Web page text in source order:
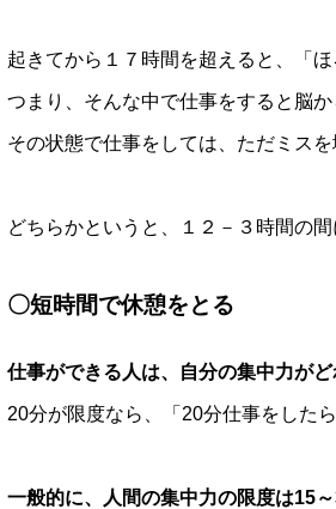
起きてから１７時間を超えると、「ほ
つまり、そんな中で仕事をすると脳
その状態で仕事をしては、ただミス
どちらかというと、１２－３時間の
〇短時間で休憩をとる
仕事ができる人は、自分の集中力が
20分が限度なら、「20分仕事をした
一般的に、人間の集中力の限度は15